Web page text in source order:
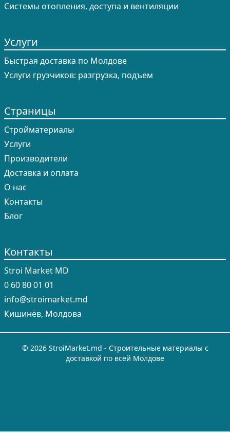
Системы отопления, доступа и вентиляции
Услуги
Быстрая доставка по Молдове
Услуги грузчиков: разгрузка, подъем
Страницы
Cтройматериалы
Услуги
Производители
Доставка и оплата
О нас
Контакты
Блог
Контакты
Stroi Market MD
0 60 80 01 01
info@stroimarket.md
Кишинёв, Молдова
© 2026 StroiMarket.md - Строительные материалы с
доставкой по всей Молдове